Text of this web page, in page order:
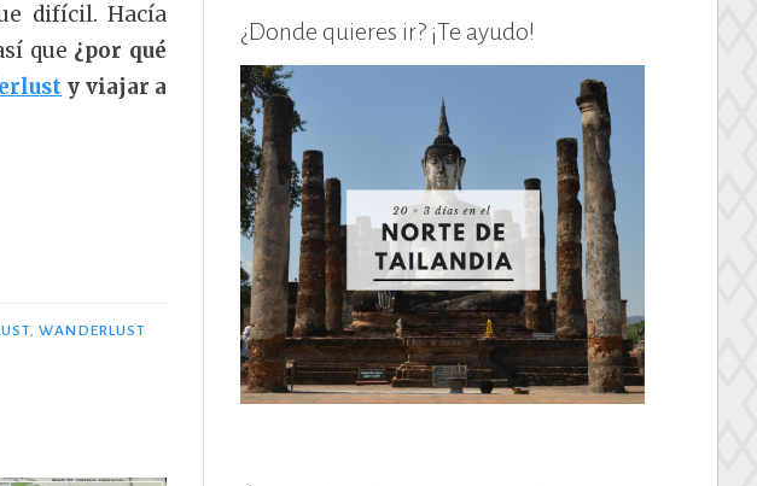
difícil. Hacía
que ¿por qué
y viajar a
,WANDERLUST
¿Donde quieres ir? ¡Te ayudo!